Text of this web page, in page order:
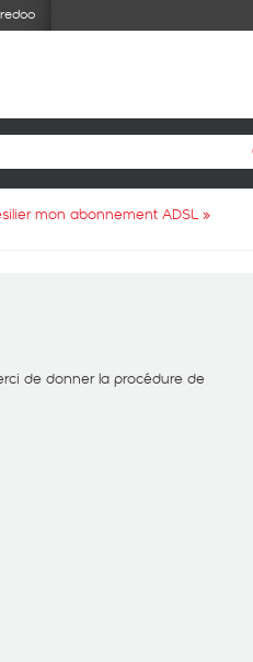
mon abonnement ADSL »
de donner la procédure de